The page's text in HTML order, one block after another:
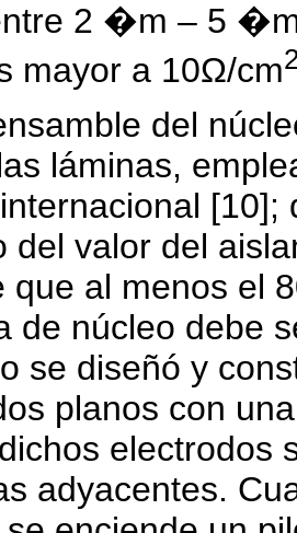
2 �m – 5
mayor a 10Ω/cm
del
láminas,
del valor del
que al menos el
de núcleo debe
se diseñó y
planos con
electrodos
adyacentes.